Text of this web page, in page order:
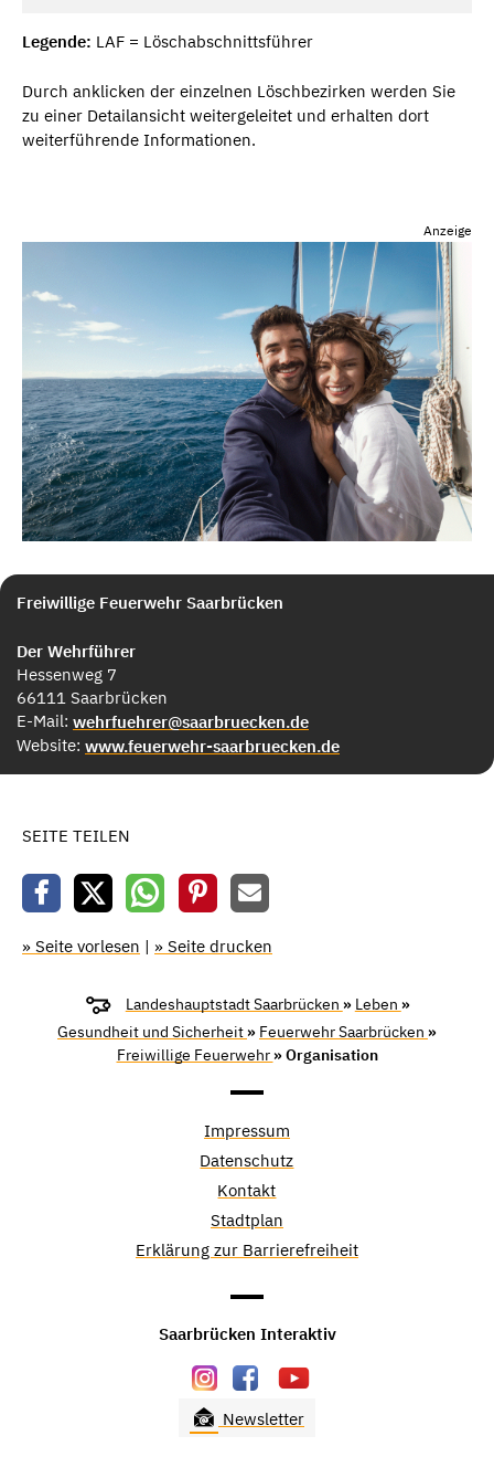
Legende: LAF = Löschabschnittsführer
Durch anklicken der einzelnen Löschbezirken werden Sie
zu einer Detailansicht weitergeleitet und erhalten dort
weiterführende Informationen.
Anzeige
Freiwillige Feuerwehr Saarbrücken
Der Wehrführer
Hessenweg 7
66111 Saarbrücken
E-Mail: wehrfuehrer@saarbruecken.de
Website: www.feuerwehr-saarbruecken.de
SEITE TEILEN
» Seite vorlesen | » Seite drucken
Landeshauptstadt Saarbrücken » Leben »
Gesundheit und Sicherheit » Feuerwehr Saarbrücken »
Freiwillige Feuerwehr » Organisation
Impressum
Datenschutz
Kontakt
Stadtplan
Erklärung zur Barrierefreiheit
Saarbrücken Interaktiv
Newsletter